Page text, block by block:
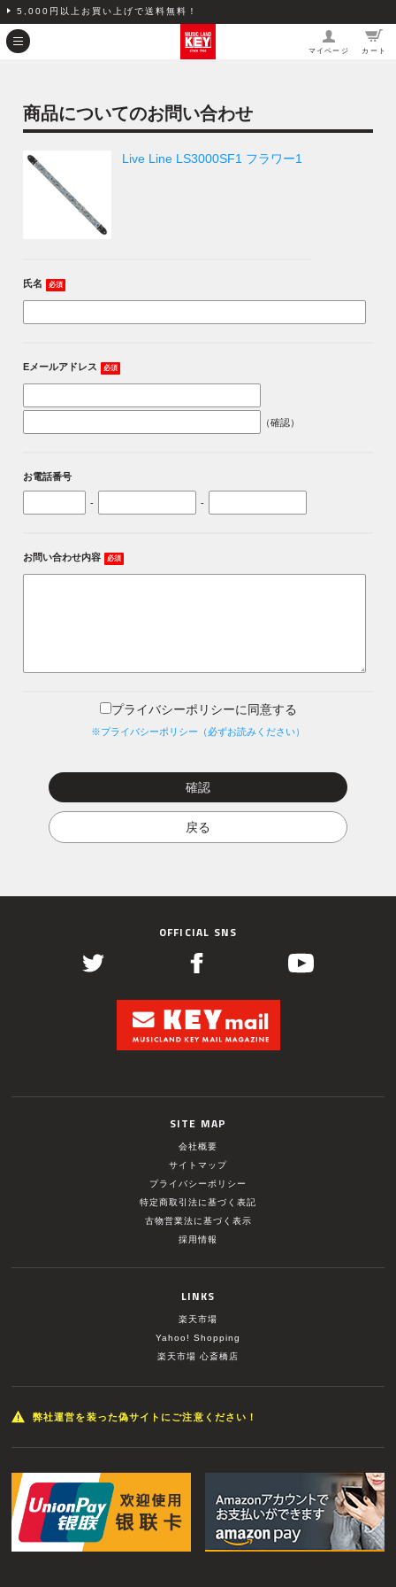
5,000円以上お買い上げで送料無料！
マイページ カート
商品についてのお問い合わせ
Live Line LS3000SF1 フラワー1
氏名 必須
Eメールアドレス 必須
（確認）
お電話番号
- -
お問い合わせ内容 必須
プライバシーポリシーに同意する
※プライバシーポリシー（必ずお読みください）
OFFICIAL SNS
SITE MAP
会社概要
サイトマップ
プライバシーポリシー
特定商取引法に基づく表記
古物営業法に基づく表示
採用情報
LINKS
楽天市場
Yahoo! Shopping
楽天市場 心斎橋店
弊社運営を装った偽サイトにご注意ください！